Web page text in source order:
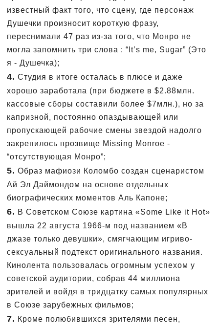
известный факт того, что сцену, где персонаж
Душечки произносит короткую фразу,
переснимали 47 раз из-за того, что Монро не
могла запомнить три слова : “It’s me, Sugar” (Это
я - Душечка);
4. Студия в итоге осталась в плюсе и даже
хорошо заработала (при бюджете в $2.88млн.
кассовые сборы составили более $7млн.), но за
капризной, постоянно опаздывающей или
пропускающей рабочие смены звездой надолго
закрепилось прозвище Missing Monroe -
“отсутствующая Монро”;
5. Образ мафиози Коломбо создан сценаристом
Ай Эл Даймондом на основе отдельных
биографических моментов Аль Капоне;
6. В Советском Союзе картина «Some Like it Hot»
вышла 22 августа 1966-м под названием «В
джазе только девушки», смягчающим игриво-
сексуальный подтекст оригинального названия.
Кинолента пользовалась огромным успехом у
советской аудитории, собрав 44 миллиона
зрителей и войдя в тридцатку самых популярных
в Союзе зарубежных фильмов;
7. Кроме полюбившихся зрителями песен,